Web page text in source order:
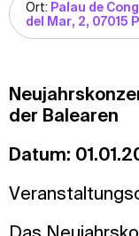
Ort: Palau de
del Mar, 2, 07015
der Balearen
Datum: